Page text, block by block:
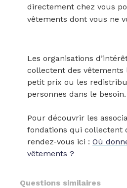
directement chez vous
vêtements dont vous ne
Les organisations
collectent des vêtements
petit prix ou les
personnes dans le besoin.
Pour découvrir les
fondations qui collectent
rendez-vous ici : Où
vêtements ?
Questions similaires